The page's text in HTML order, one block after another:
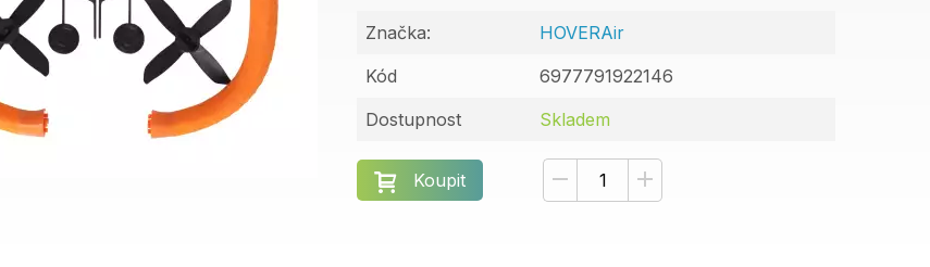
Značka:
HOVERAir
Kód
6977791922146
Dostupnost
Skladem
Koupit